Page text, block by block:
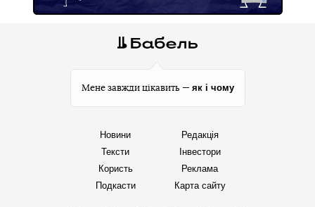
Мене завжди цікавить — як і чому
Новини
Тексти
Користь
Подкасти
Редакція
Інвестори
Реклама
Карта сайту